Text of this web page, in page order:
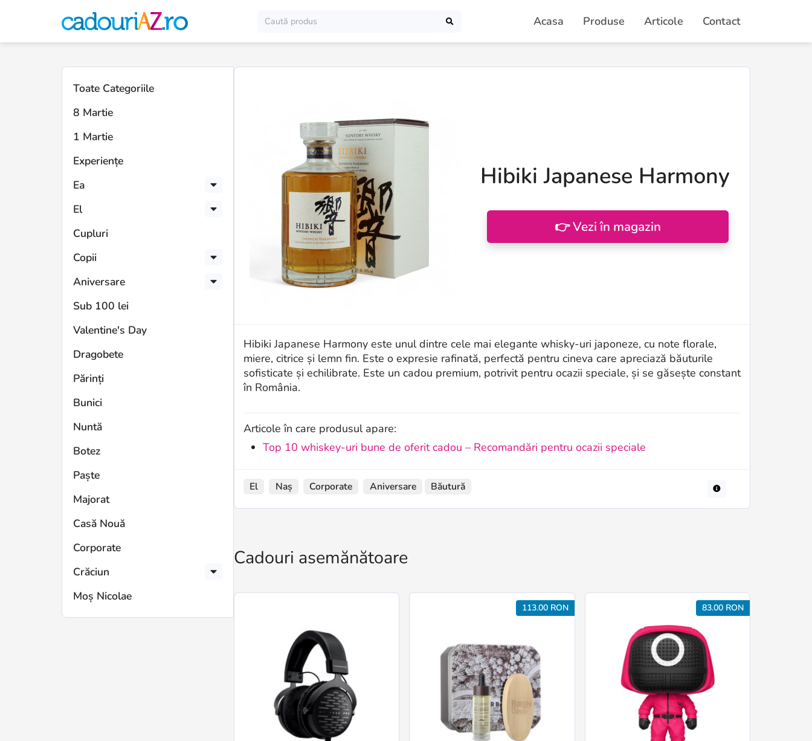
Acasa Produse Articole Contact
Toate Categoriile
8 Martie
1 Martie
Experiențe
Ea
El
Cupluri
Copii
Aniversare
Sub 100 lei
Valentine's Day
Dragobete
Părinți
Bunici
Nuntă
Botez
Paște
Majorat
Casă Nouă
Corporate
Crăciun
Moș Nicolae
Hibiki Japanese Harmony
👉 Vezi în magazin
Hibiki Japanese Harmony este unul dintre cele mai elegante whisky‑uri japoneze, cu note florale,
miere, citrice și lemn fin. Este o expresie rafinată, perfectă pentru cineva care apreciază băuturile
sofisticate și echilibrate. Este un cadou premium, potrivit pentru ocazii speciale, și se găsește constant
în România.
Articole în care produsul apare:
Top 10 whiskey-uri bune de oferit cadou – Recomandări pentru ocazii speciale
El Naș Corporate Aniversare Băutură
Cadouri asemănătoare
113.00 RON 83.00 RON